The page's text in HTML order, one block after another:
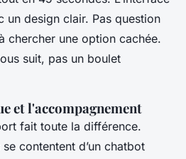
un design clair. Pas question
chercher une option cachée.
suit, pas un boulet
et l'accompagnement
fait toute la différence.
contentent d’un chatbot